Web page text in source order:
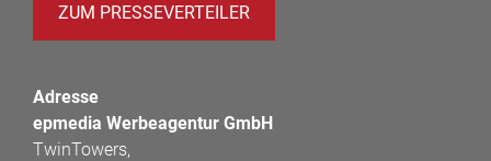
ZUM PRESSEVERTEILER
Adresse
epmedia Werbeagentur GmbH
TwinTowers,